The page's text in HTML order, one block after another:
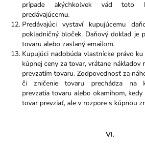
prípade akýchkoľvek vád toto
predávajúcemu.
Predávajúci vystaví kupujúcemu
pokladničný bloček. Daňový doklad je
tovaru alebo zaslaný emailom.
Kupujúci nadobúda vlastnícke právo
kúpnej ceny za tovar, vrátane nákladov
prevzatím tovaru. Zodpovednosť za
či zničenie tovaru prechádza na
prevzatia tovaru alebo okamihom,
tovar prevziať, ale v rozpore s kúpnou
VI.